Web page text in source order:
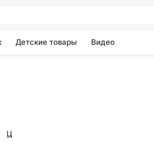
Детские товары Видео
Ц